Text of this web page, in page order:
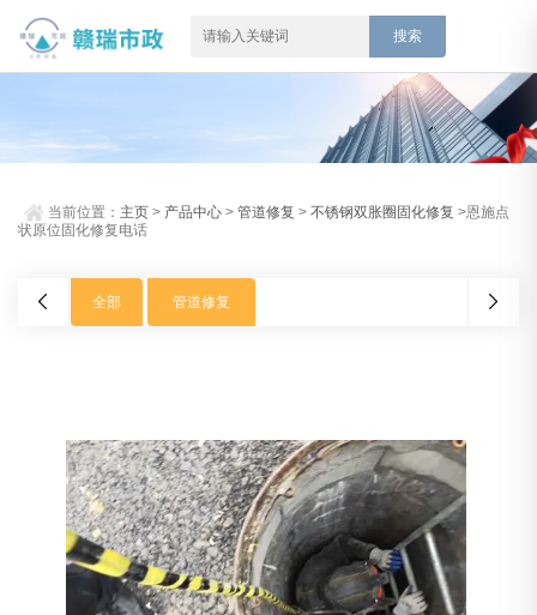
当前位置： 主页 > 产品中心 >管道修复 >不锈钢双胀圈固化修复 >恩施点
状原位固化修复电话
全部 管道修复